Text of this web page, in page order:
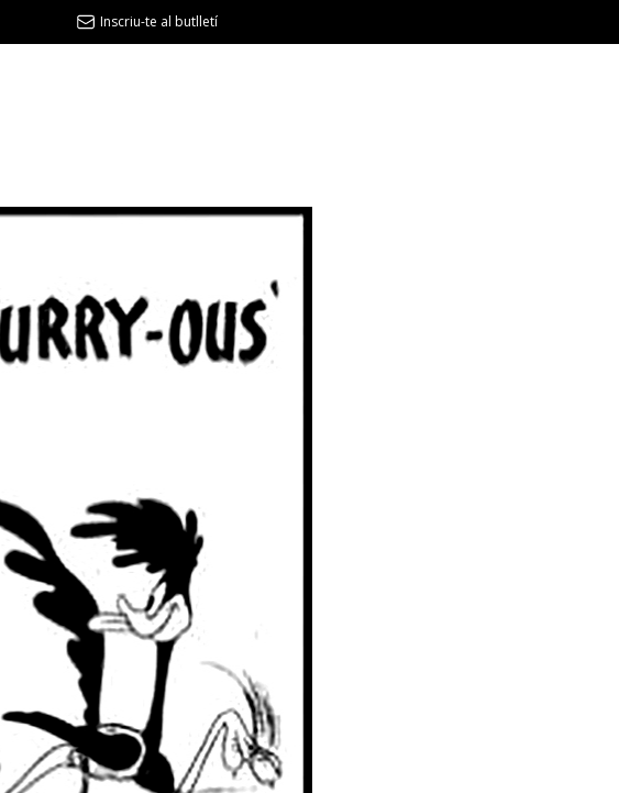
SUPLEMENTS
Fotogaleries
9magazín
Agenda
Blogosfera
Inscriu-te al butlletí